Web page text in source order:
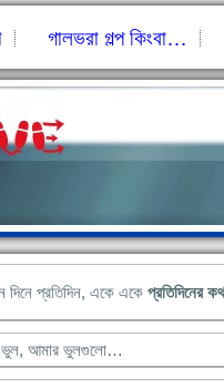
গালভরা গল্প কিংবা…
দিনে প্রতিদিন, একে একে প্রতিদিনের
ভুল, আমার ভুলগুলো…